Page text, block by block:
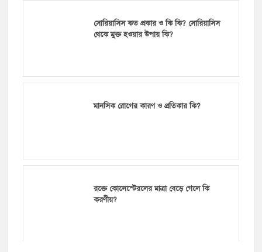
সোরিয়াসিস কত প্রকার ও কি কি? সোরিয়াসিস
থেকে মুক্ত হওয়ার উপায় কি?
মানসিক রোগের কারণ ও প্রতিকার কি?
রক্তে কোলেস্টেরলের মাত্রা বেড়ে গেলে কি
করণীয়?